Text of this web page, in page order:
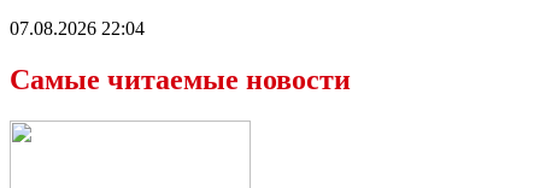
07.08.2026 22:04
Самые читаемые новости